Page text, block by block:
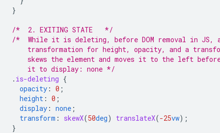
}
/*  2. EXITING STATE   */
/*  While it is deleting, before DOM removal in JS,
transformation for height, opacity, and a
skews the element and moves it to the left
    it to display: none */
. is-deleting {
opacity : 0 ;
height : 0 ;
display : none ;
transform : skewX(50deg) translateX(-25vw);
}